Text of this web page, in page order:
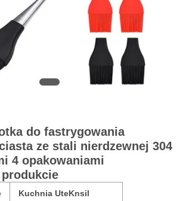
do fastrygowania
ze stali nierdzewnej 304
4 opakowaniami
Kuchnia UteKnsil